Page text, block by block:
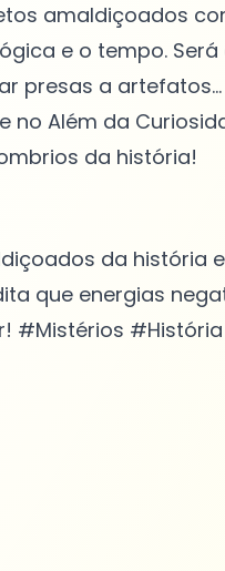
amaldiçoados
e o tempo. Será
presas a
no Além da
da história
que energias
#Mistérios